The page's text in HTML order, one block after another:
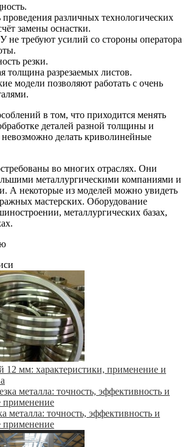
различных технологических
замены оснастки.
требуют усилий со стороны оператора
резки.
толщина разрезаемых листов.
модели позволяют работать с очень
в том, что приходится менять
деталей разной толщины и
делать криволинейные
во многих отраслях. Они
металлургическими компаниями и
А некоторые из моделей можно увидеть
мастерских. Оборудование
металлургических базах,
12 мм: характеристики, применение и
металла: точность, эффективность и
применение